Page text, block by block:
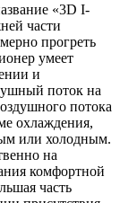
«3D I-
части
прогреть
умеет
и
поток на
потока
охлаждения,
или холодным.
на
комфортной
часть